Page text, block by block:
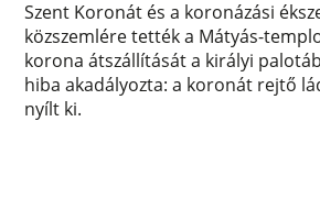
Szent Koronát és a koronázási
közszemlére tették a Mátyás-
korona átszállítását a királyi
hiba akadályozta: a koronát rejtő
nyílt ki.